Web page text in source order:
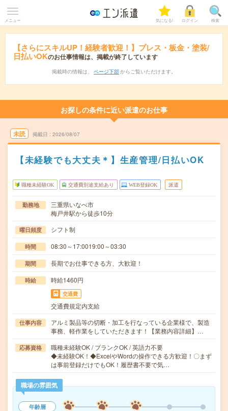
メニュー 気になる! ログイン 検索
【さらにスキルUP！経験者歓迎！】プレス・板金・塗装/
日払いOKのお仕事情報は、掲載が終了しています
掲載時の情報は、 ページ下部 からご覧いただけます。
お探しの条件に近い派遣のお仕事
未読 掲載日 2026/08/07
【未経験でも大丈夫＊】生産管理/日払いOK
職種未経験OK 交通費別途支給あり WEB登録OK 派遣
勤務地
三重県いなべ市
梅戸井駅から徒歩10分
曜日頻度 シフト制
時間 08:30～17:0019:00～03:30
期間 長期でお仕事できる方、大歓迎！
時給 時給1460円
交通費
交通費規定内支給
仕事内容
アルミ製品等の切断・加工を行なっている企業様で、製造
事務、軽作業をしていただきます！【業務内容詳細】…
応募資格
職種未経験OK / ブランクOK / 英語力不要
◆未経験OK！◆ExcelやWordの操作できる方歓迎！〇まず
は事前登録だけでもOK！履歴書不要で気…
職場の雰囲気
年齢層